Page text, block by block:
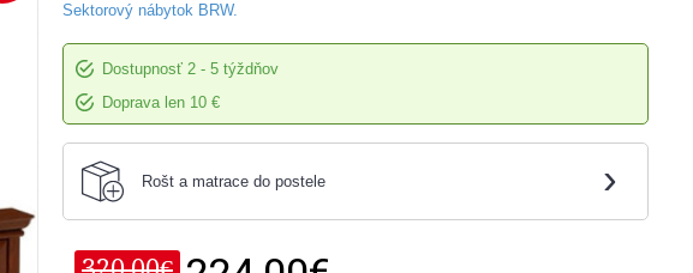
Sektorový nábytok BRW.
Dostupnosť 2 - 5 týždňov
Doprava len 10 €
Rošt a matrace do postele ›